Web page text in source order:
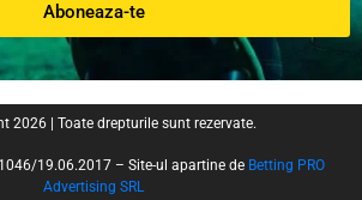
Aboneaza-te
2026 | Toate drepturile sunt rezervate.
19.06.2017 – Site-ul apartine de Betting PRO
Advertising SRL